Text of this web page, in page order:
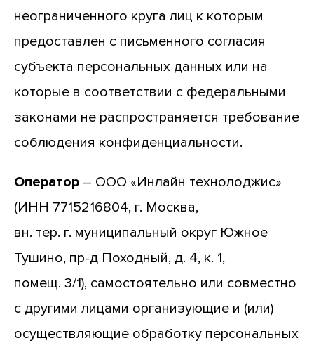
неограниченного круга лиц к которым
предоставлен с письменного согласия
субъекта персональных данных или на
которые в соответствии с федеральными
законами не распространяется требование
соблюдения конфиденциальности.
Оператор – ООО «Инлайн технолоджис»
(ИНН 7715216804, г. Москва,
вн. тер. г. муниципальный округ Южное
Тушино, пр-д Походный, д. 4, к. 1,
помещ. 3/1), самостоятельно или совместно
с другими лицами организующие и (или)
осуществляющие обработку персональных